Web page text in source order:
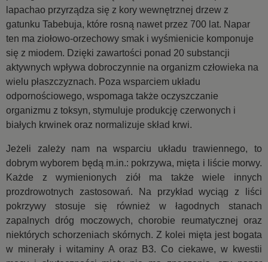
lapachao przyrządza się z kory wewnętrznej drzew z
gatunku Tabebuja, które rosną nawet przez 700 lat. Napar
ten ma ziołowo-orzechowy smak i wyśmienicie komponuje
się z miodem. Dzięki zawartości ponad 20 substancji
aktywnych wpływa dobroczynnie na organizm człowieka na
wielu płaszczyznach. Poza wsparciem układu
odpornościowego, wspomaga także oczyszczanie
organizmu z toksyn, stymuluje produkcję czerwonych i
białych krwinek oraz normalizuje skład krwi.
Jeżeli zależy nam na wsparciu układu trawiennego, to
dobrym wyborem będą m.in.: pokrzywa, mięta i liście morwy.
Każde z wymienionych ziół ma także wiele innych
prozdrowotnych zastosowań. Na przykład wyciąg z liści
pokrzywy stosuje się również w łagodnych stanach
zapalnych dróg moczowych, chorobie reumatycznej oraz
niektórych schorzeniach skórnych. Z kolei mięta jest bogata
w minerały i witaminy A oraz B3. Co ciekawe, w kwestii